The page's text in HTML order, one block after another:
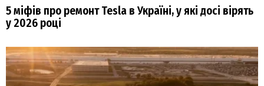
5 міфів про ремонт Tesla в Україні, у які досі вірять
у 2026 році